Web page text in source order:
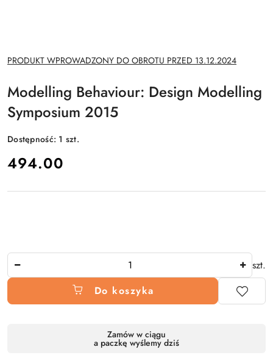
NAZWA
PRODUCENTA:
PRODUKT WPROWADZONY DO OBROTU PRZED 13.12.2024
Modelling Behaviour: Design Modelling
Symposium 2015
Dostępność: 1 szt.
cena:
494.00
szt.
Do koszyka
Zamów w ciągu
a paczkę wyślemy dziś